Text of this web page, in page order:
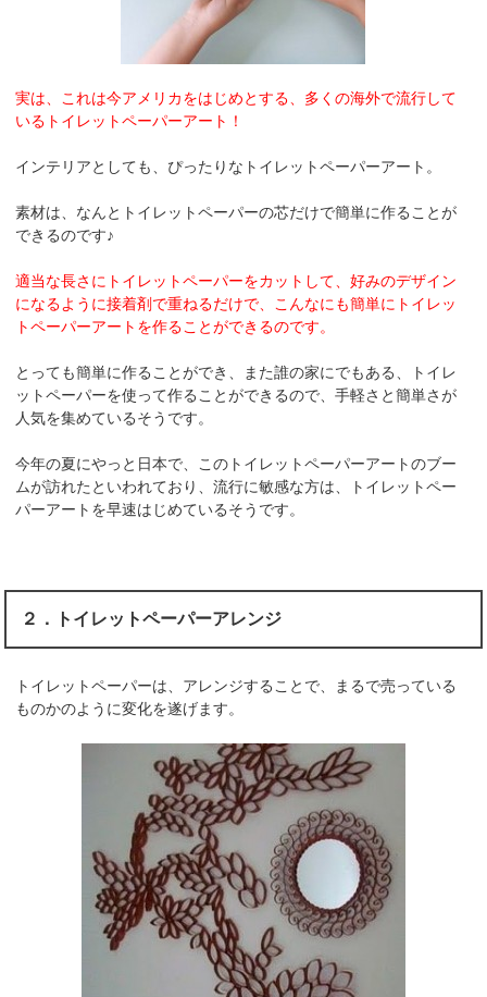
実は、これは今アメリカをはじめとする、多くの海外で流行して
いるトイレットペーパーアート！
インテリアとしても、ぴったりなトイレットペーパーアート。
素材は、なんとトイレットペーパーの芯だけで簡単に作ることが
できるのです♪
適当な長さにトイレットペーパーをカットして、好みのデザイン
になるように接着剤で重ねるだけで、こんなにも簡単にトイレッ
トペーパーアートを作ることができるのです。
とっても簡単に作ることができ、また誰の家にでもある、トイレ
ットペーパーを使って作ることができるので、手軽さと簡単さが
人気を集めているそうです。
今年の夏にやっと日本で、このトイレットペーパーアートのブー
ムが訪れたといわれており、流行に敏感な方は、トイレットペー
パーアートを早速はじめているそうです。
２．トイレットペーパーアレンジ
トイレットペーパーは、アレンジすることで、まるで売っている
ものかのように変化を遂げます。